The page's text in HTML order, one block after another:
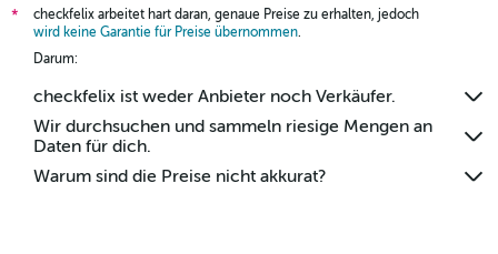
*
checkfelix arbeitet hart daran, genaue Preise zu erhalten, jedoch
wird keine Garantie für Preise übernommen.
Darum:
checkfelix ist weder Anbieter noch Verkäufer.
Wir durchsuchen und sammeln riesige Mengen an
Daten für dich.
Warum sind die Preise nicht akkurat?